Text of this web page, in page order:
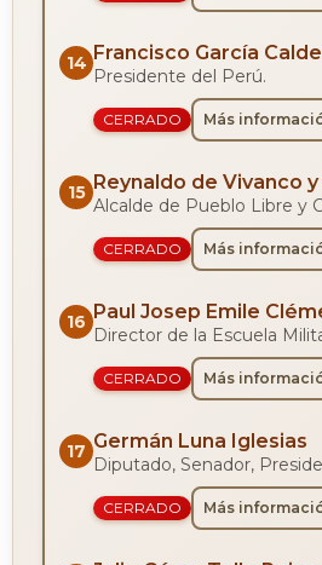
14 Francisco García
Presidente del Perú.
CERRADO Más
15 Reynaldo de Vivanco
CERRADO Más
16 Paul Josep Emile
CERRADO Más
17 Germán Luna Iglesias
CERRADO Más